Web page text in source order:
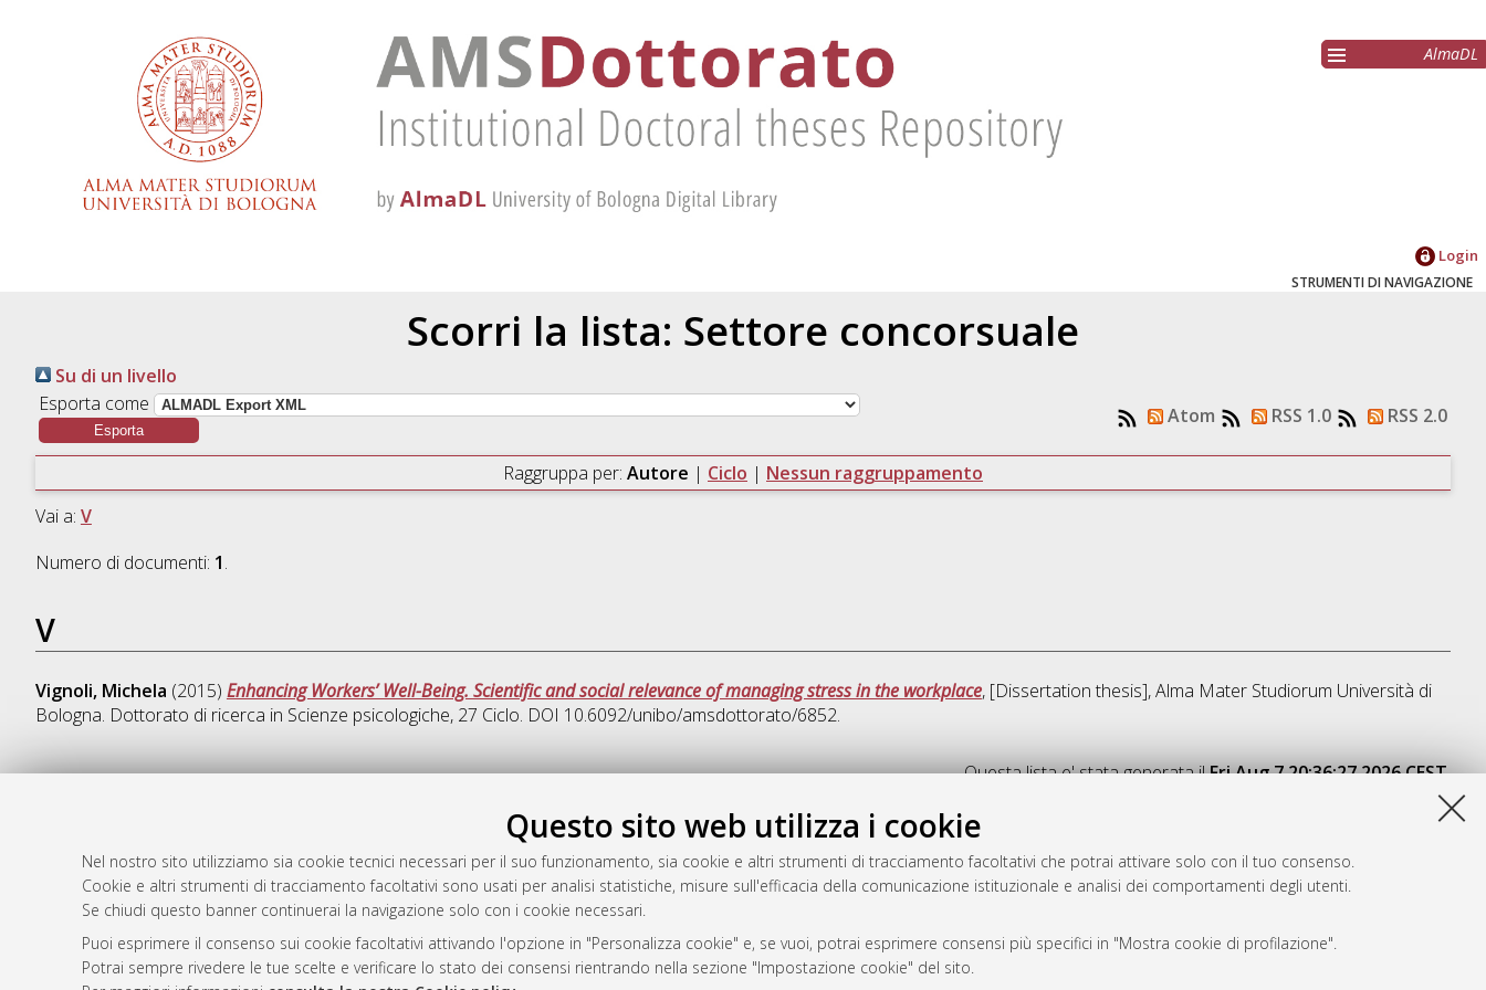
Questo sito web utilizza i cookie
Nel nostro sito utilizziamo sia cookie tecnici necessari per il suo funzionamento, sia cookie e altri strumenti di tracciamento facoltativi che potrai attivare solo con il tuo consenso.
Cookie e altri strumenti di tracciamento facoltativi sono usati per analisi statistiche, misure sull'efficacia della comunicazione istituzionale e analisi dei comportamenti degli utenti.
Se chiudi questo banner continuerai la navigazione solo con i cookie necessari.
Puoi esprimere il consenso sui cookie facoltativi attivando l'opzione in "Personalizza cookie" e, se vuoi, potrai esprimere consensi più specifici in "Mostra cookie di profilazione".
Potrai sempre rivedere le tue scelte e verificare lo stato dei consensi rientrando nella sezione "Impostazione cookie" del sito.
AlmaDL
Login
STRUMENTI DI NAVIGAZIONE
Scorri la lista: Settore concorsuale
Su di un livello
Esporta come
Atom RSS 1.0 RSS 2.0
Raggruppa per: Autore | Ciclo | Nessun raggruppamento
Vai a: V
Numero di documenti: 1.
V
Vignoli, Michela (2015) Enhancing Workers’ Well-Being. Scientific and social relevance of managing stress in the workplace, [Dissertation thesis], Alma Mater Studiorum Università di
Bologna. Dottorato di ricerca in Scienze psicologiche, 27 Ciclo. DOI 10.6092/unibo/amsdottorato/6852.
Questa lista e' stata generata ilFri Aug 7 20:36:27 2026 CEST.
Rss 1.0
Rss 2.0
AMS Dottorato
ISSN: 2038-7946
Servizio implementato e gestito daAlmaDL
Impostazioni Cookie
Informativa sulla privacy
Condizioni d’uso del sito